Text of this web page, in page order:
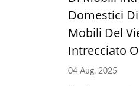
Domestici Di
Mobili Del
Intrecciato
04 Aug, 2025